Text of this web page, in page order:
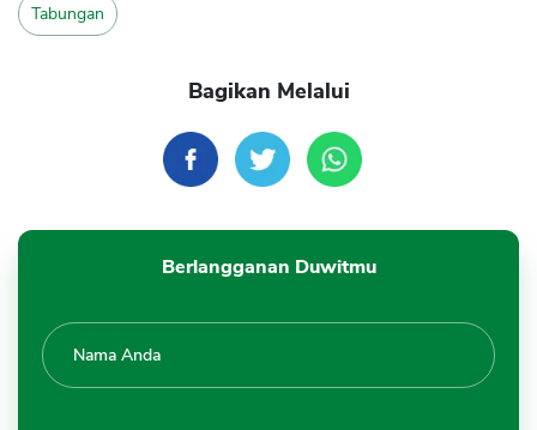
Tabungan
Bagikan Melalui
Berlangganan Duwitmu